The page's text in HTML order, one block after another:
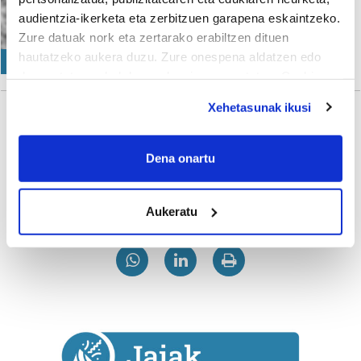
audientzia-ikerketa eta zerbitzuen garapena eskaintzeko.
Zure datuak nork eta zertarako erabiltzen dituen
hautatzeko aukera duzu. Zure onespena aldatzen edo
If you allow, we would also like to:
Collect information about your geographical
meters
Identify your device by actively scanning it for
specific characteristics (fingerprinting)
Find out more about how your personal data is processed
and set your preferences in the
details section
prozesatzen ditugu, zure IP zenbakia, besteak beste,
teknologia erabiliz, cookieak adibidez, iragarki eta eduki
Xehetasunak ikusi
Dena onartu
Aukeratu
KULTURA
Irutxuloko Hitza